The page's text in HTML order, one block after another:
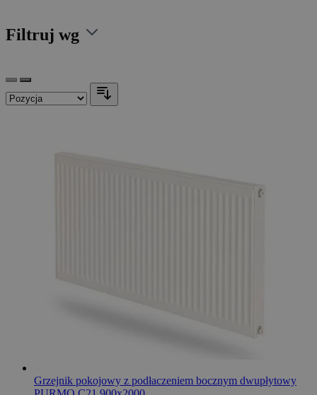
Filtruj wg
Grzejnik pokojowy z podłaczeniem bocznym dwupłytowy